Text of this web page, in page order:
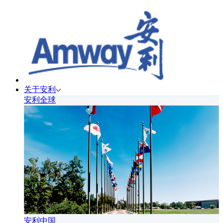
关于安利
安利全球
安利中国